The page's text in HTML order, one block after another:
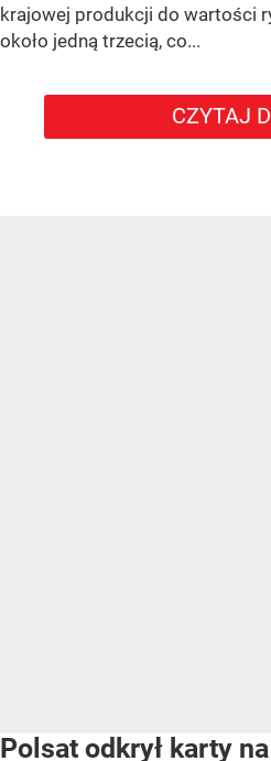
krajowej produkcji do wartości
około jedną trzecią, co...
CZYTAJ
Polsat odkrył karty